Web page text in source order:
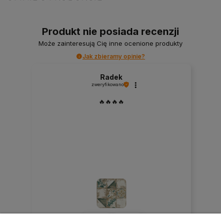
Produkt nie posiada recenzji
Może zainteresują Cię inne ocenione produkty
Jak zbieramy opinie?
Radek
zweryfikowano
🔥🔥🔥🔥